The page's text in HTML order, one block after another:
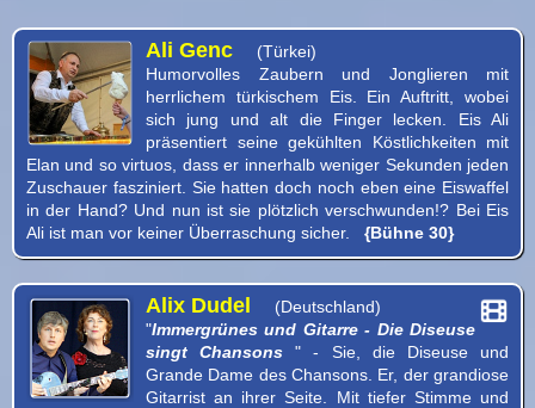
Garten
Hannover
Herrenhausen
2018
Programm
Ali Genc
(Türkei)
Humorvolles Zaubern und Jonglieren mit
herrlichem türkischem Eis. Ein Auftritt, wobei
sich jung und alt die Finger lecken. Eis Ali
präsentiert seine gekühlten Köstlichkeiten mit
Elan und so virtuos, dass er innerhalb weniger Sekunden jeden
Zuschauer fasziniert. Sie hatten doch noch eben eine Eiswaffel
in der Hand? Und nun ist sie plötzlich verschwunden!? Bei Eis
Ali ist man vor keiner Überraschung sicher. {Bühne 30}
Alix Dudel
(Deutschland)
"Immergrünes und Gitarre - Die Diseuse
singt Chansons" - Sie, die Diseuse und
Grande Dame des Chansons. Er, der grandiose
Gitarrist an ihrer Seite. Mit tiefer Stimme und